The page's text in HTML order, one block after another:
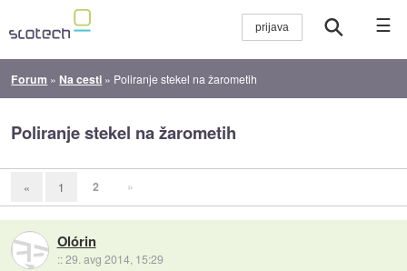
☰
Forum » Na cesti » Poliranje stekel na žarometih
Poliranje stekel na žarometih
« 1 2 »
Olórin
::29. avg 2014, 15:29